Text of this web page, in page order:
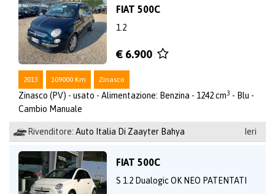
FIAT 500C
1.2
€ 6.900
2013 109000 Km Zinasco
Zinasco (PV) - usato - Alimentazione: Benzina - 1242 cm3 - Blu -
Cambio Manuale
Rivenditore: Auto Italia Di Zaayter Bahya Ieri
FIAT 500C
S 1.2 Dualogic OK NEO PATENTATI